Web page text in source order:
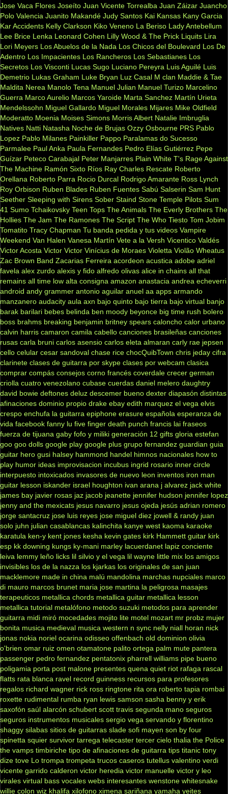
Jose Vaca Flores Joseíto Juan Vicente Torrealba Juan Záizar Juancho
Polo Valencia Juanito Makandé Judy Santos Kai Kansas Kany Garcia
Kar Accidents Kelly Clarkson Kiko Veneno La Beriso Lady Antebellum
Lee Brice Lenka Leonard Cohen Lilly Wood & The Prick Liquits Lira
Lori Meyers Los Abuelos de la Nada Los Chicos del Boulevard Los De
Adentro Los Impacientes Los Rancheros Los Sebastianes Los
Secretos Los Visconti Lucas Sugo Luciano Pereyra Luis Aguilé Luis
Demetrio Lukas Graham Luke Bryan Luz Casal M clan Maddie & Tae
Maldita Nerea Manolo Tena Manuel Julian Manuel Turizo Marcelino
Guerra Marco Aurelio Marcos Yaroide Marta Sanchez Martín Urieta
Mendelssohn Miguel Gallardo Miguel Morales Mijares Mike Oldfield
Moderatto Moenia Moises Simons Morris Albert Natalie Imbruglia
Natives Natti Natasha Noche de Brujas Ozzy Osbourne PRS Pablo
Lopez Pablo Milanes Painkiller Pappo Paralamas do Sucesso
Parmalee Paul Anka Paula Fernandes Pedro Elías Gutiérrez Pepe
Guízar Peteco Carabajal Peter Manjarres Plain White T's Rage Against
The Machine Ramón Sixto Ríos Ray Charles Rescate Roberto
Orellana Roberto Parra Rocio Durcal Rodrigo Amarante Ross Lynch
Roy Orbison Ruben Blades Ruben Fuentes Sabú Salserin Sam Hunt
Seether Sleeping with Sirens Sober Staind Stone Temple Pilots Sum
41 Sumo Tchaikovsky Teen Tops The Animals The Everly Brothers The
Hollies The Jam The Ramones The Script The Who Tiesto Tom Jobim
Tomatito Tracy Chapman Tu banda pedida y tus videos Vampire
Weekend Van Halen Vanesa Martín Vete a la Versh Vicentico Valdés
Victor Acosta Victor Victor Vinícius de Moraes Violetta Violão Wheatus
Zac Brown Band Zacarias Ferreira acordeon acustica adobe adriel
favela alex zurdo alexis y fido alfredo olivas alice in chains all that
remains all time low alta consigna amazon anastacia andrea echeverri
android andy grammer antonio aguilar anuel aa apps armando
manzanero audacity aula axn bajo quinto bajo tierra bajo virtual banjo
barak barilari bebes belinda ben moody beyonce big time rush bolero
boss brahms breaking benjamin britney spears caloncho calor urbano
calvin harris camaron camila cabello canciones brasileñas canciones
rusas carla bruni carlos asensio carlos eleta almaran carly rae jepsen
cello celular cesar sandoval chase rice chocQuibTown chris jeday cifra
clarinete clases de guitarra por skype clases por webcam clasica
comprar compás consejos corno francés coverdale crecer german
criolla cuatro venezolano cubase cuerdas daniel melero daughtry
david bowie deftones deluz descemer bueno dexter diapasón distintas
afinaciones dominio propio drake ebay edith marquez el vega elvis
crespo enchufa la guitarra epiphone erasure española esperanza de
vida facebook fanny lu five finger death punch francis lai fraseos
fuerza de tijuana gaby fofo y miliki generación 12 gifts gloria estefan
goo goo dolls google play google plus grupo fernandez guardian guia
guitar hero gusi halsey hammond handel himnos nacionales how to
play humor ideas improvisacion incubus ingrid rosario inner circle
interpuesto intoxicados invasores de nuevo leon inventos iron man
guitar lesson iskander israel houghton ivan arana j alvarez jack white
james bay javier rosas jaz jacob jeanette jennifer hudson jennifer lopez
jenny and the mexicats jesus navarro jesus ojeda jesús adrian romero
jorge santacruz jose luis reyes jose miguel diez jowell & randy juan
solo juhn julian casablancas kalinchita kanye west kaoma karaoke
karatula ken-y kent jones kesha kevin gates kirk Hammett guitar kirk
esp kk downing kungs ky-mani marley lacuerdanet lapiz conciente
leiva lemmy leño licks lil silvio y el vega lil wayne little mix los amigos
invisibles los de la nazza los kjarkas los originales de san juan
macklemore made in china malú mandolina marchas nupciales marco
di mauro marcos brunet maria jose martina la peligrosa masajes
terapeuticos metallica chords metallica guitar metallica lesson
metallica tutorial metalófono metodo suzuki metodos para aprender
guitarra midi miró mocedades mojito lite motel mozart mr probz mujer
bonita musica medieval musica western n sync nelly niall horan nick
jonas nokia noriel ocarina odisseo offenbach old dominion olivia
o'brien omar ruiz omen otamatone palito ortega palm mute pantera
passenger pedro fernandez pentatonix pharrell williams pipe bueno
poligamia porta post malone presentes quena quiet riot rafaga rascal
flatts rata blanca ravel record guinness recursos para profesores
regalos richard wagner rick ross ringtone rita ora roberto tapia rombai
roxette rudimental rumba ryan lewis samson sasha benny y erik
saxofón saúl alarcón schubert scott travis segunda mano seguros
seguros instrumentos musicales sergio vega servando y florentino
shaggy silabas sitios de guitarras slade sofi mayen son by four
spinetta squier survivor tarrega telecaster tercer cielo thalia the Police
the vamps timbiriche tipo de afinaciones de guitarra tips titanic tony
dize tove Lo trompa trompeta trucos caseros tutellus valentino verdi
vicente garrido calderon victor heredia victor manuelle victor y leo
virales virtual bass vocales webs interesantes wenstone whitesnake
willie colon wiz khalifa xilofono ximena sariñana yamaha yeites